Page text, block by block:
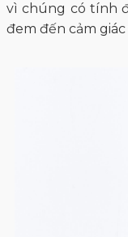
vì chúng có tính
đem đến cảm